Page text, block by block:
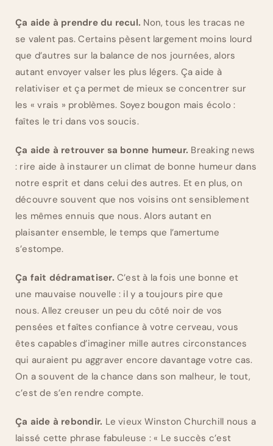
Ça aide à prendre du recul. Non, tous les tracas ne
se valent pas. Certains pèsent largement moins lourd
que d’autres sur la balance de nos journées, alors
autant envoyer valser les plus légers. Ça aide à
relativiser et ça permet de mieux se concentrer sur
les « vrais » problèmes. Soyez bougon mais écolo :
faîtes le tri dans vos soucis.
Ça aide à retrouver sa bonne humeur. Breaking news
: rire aide à instaurer un climat de bonne humeur dans
notre esprit et dans celui des autres. Et en plus, on
découvre souvent que nos voisins ont sensiblement
les mêmes ennuis que nous. Alors autant en
plaisanter ensemble, le temps que l’amertume
s’estompe.
Ça fait dédramatiser. C’est à la fois une bonne et
une mauvaise nouvelle : il y a toujours pire que
nous. Allez creuser un peu du côté noir de vos
pensées et faîtes confiance à votre cerveau, vous
êtes capables d’imaginer mille autres circonstances
qui auraient pu aggraver encore davantage votre cas.
On a souvent de la chance dans son malheur, le tout,
c’est de s’en rendre compte.
Ça aide à rebondir. Le vieux Winston Churchill nous a
laissé cette phrase fabuleuse : « Le succès c’est